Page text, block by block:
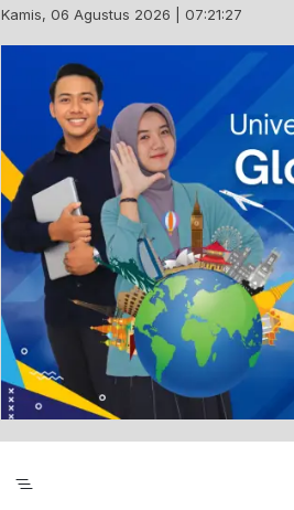
Kamis, 06 Agustus 2026 | 07:21:28